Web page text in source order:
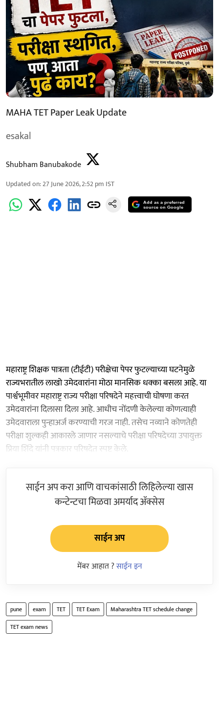
MAHA TET Paper Leak Update
esakal
Shubham Banubakode
Updated on:27 June 2026, 2:52 pm IST
Add as a preferred
source on Google
महाराष्ट्र शिक्षक पात्रता (टीईटी) परीक्षेचा पेपर फुटल्याच्या घटनेमुळे
राज्यभरातील लाखो उमेदवारांना मोठा मानसिक धक्का बसला आहे. या
पार्श्वभूमीवर महाराष्ट्र राज्य परीक्षा परिषदेने महत्त्वाची घोषणा करत
उमेदवारांना दिलासा दिला आहे. आधीच नोंदणी केलेल्या कोणत्याही
उमेदवाराला पुन्हाअर्ज करण्याची गरज नाही. तसेच नव्याने कोणतेही
परीक्षा शुल्कही आकारले जाणार नसल्याचे परीक्षा परिषदेच्या उपायुक्त
प्रिया शिंदे यांनी पत्रकार परिषदेत स्पष्ट केले.
साईन अप करा आणि वाचकांसाठी लिहिलेल्या खास
कन्टेन्टचा मिळवा अमर्याद ॲक्सेस
साईन अप
मेंबर आहात ?साईन इन
pune exam TET TET Exam
Maharashtra TET schedule change
TET exam news